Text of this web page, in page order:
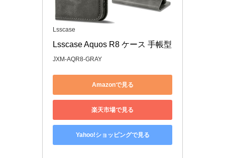
Lsscase
Lsscase Aquos R8 ケース 手帳型
JXM-AQR8-GRAY
Amazonで見る
楽天市場で見る
Yahoo!ショッピングで見る